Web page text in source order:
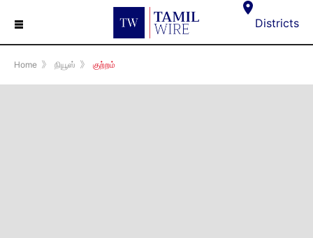
☰ Districts
Home 》 நியூஸ் 》 குற்றம்